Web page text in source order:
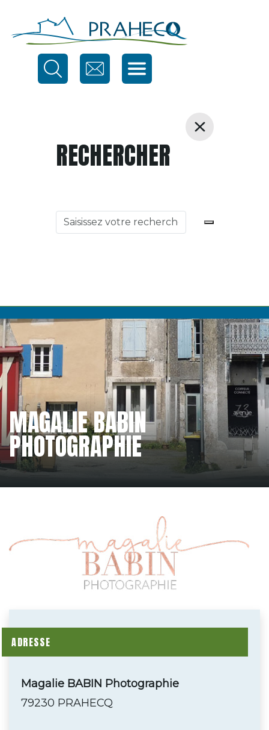
RECHERCHER
MAGALIE BABIN
PHOTOGRAPHIE
ADRESSE
Magalie BABIN Photographie
79230 PRAHECQ